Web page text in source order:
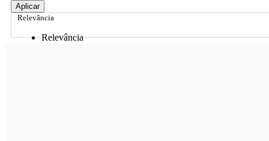
Aplicar
Relevância
Relevância